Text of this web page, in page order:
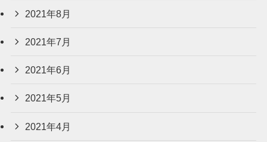
2021年8月
2021年7月
2021年6月
2021年5月
2021年4月